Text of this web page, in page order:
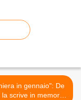
in gennaio": De
scrive in memoria